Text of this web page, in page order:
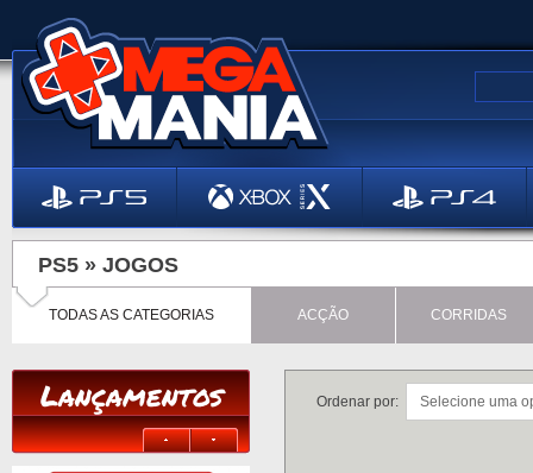
PS5 » JOGOS
TODAS AS CATEGORIAS ACÇÃO CORRIDAS
Lançamentos Ordenar por: